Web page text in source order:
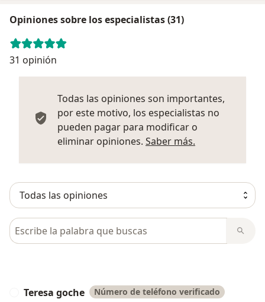
Opiniones sobre los especialistas (31)
31 opinión
Todas las opiniones son importantes,
por este motivo, los especialistas no
pueden pagar para modificar o
eliminar opiniones. Saber más.
Busca en opiniones
Teresa goche Número de teléfono verificado